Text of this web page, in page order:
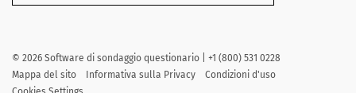
© 2026 Software di sondaggio questionario | +1 (800) 531 0228
Mappa del sito
Informativa sulla Privacy
Condizioni d'uso